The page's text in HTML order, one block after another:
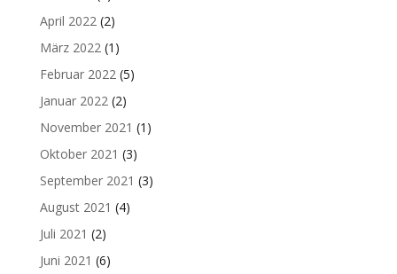
April 2022(2)
März 2022(1)
Februar 2022(5)
Januar 2022(2)
November 2021 (1)
Oktober 2021 (3)
September 2021 (3)
August 2021 (4)
Juli 2021 (2)
Juni 2021 (6)